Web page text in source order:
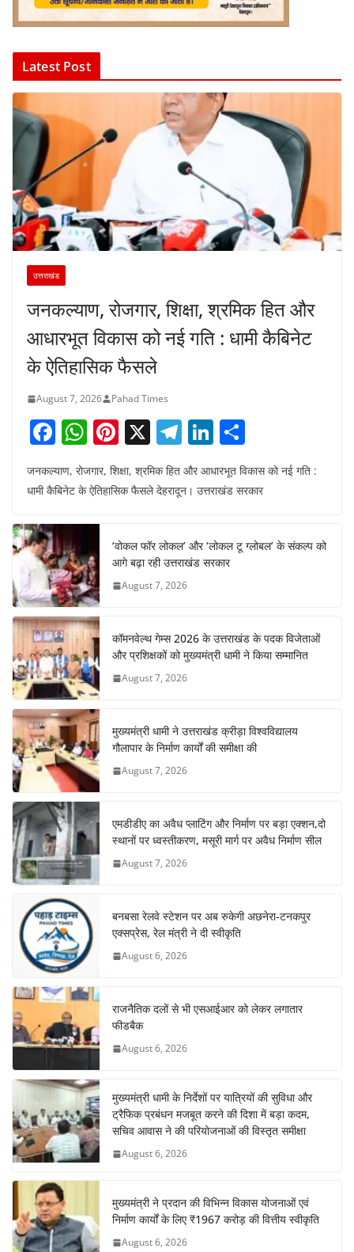
Latest Post
उत्तराखंड
जनकल्याण, रोजगार, शिक्षा, श्रमिक हित और
आधारभूत विकास को नई गति : धामी कैबिनेट
के ऐतिहासिक फैसले
August 7, 2026 Pahad Times
F
c
b
o
o
k
W
at
s
A
p
p
Pi
er
st
X T
el
e
a
m
Li
k
dI
n
h
ar
जनकल्याण, रोजगार, शिक्षा, श्रमिक हित और आधारभूत विकास को नई गति :
धामी कैबिनेट के ऐतिहासिक फैसले देहरादून। उत्तराखंड सरकार
‘वोकल फॉर लोकल’ और ‘लोकल टू ग्लोबल’ के संकल्प को
आगे बढ़ा रही उत्तराखंड सरकार
August 7, 2026
कॉमनवेल्थ गेम्स 2026 के उत्तराखंड के पदक विजेताओं
और प्रशिक्षकों को मुख्यमंत्री धामी ने किया सम्मानित
August 7, 2026
मुख्यमंत्री धामी ने उत्तराखंड क्रीड़ा विश्वविद्यालय
गौलापार के निर्माण कार्यों की समीक्षा की
August 7, 2026
एमडीडीए का अवैध प्लाटिंग और निर्माण पर बड़ा एक्शन,दो
स्थानों पर ध्वस्तीकरण, मसूरी मार्ग पर अवैध निर्माण सील
August 7, 2026
बनबसा रेलवे स्टेशन पर अब रुकेगी अछनेरा-टनकपुर
एक्सप्रेस, रेल मंत्री ने दी स्वीकृति
August 6, 2026
राजनैतिक दलों से भी एसआईआर को लेकर लगातार
फीडबैक
August 6, 2026
मुख्यमंत्री धामी के निर्देशों पर यात्रियों की सुविधा और
ट्रैफिक प्रबंधन मजबूत करने की दिशा में बड़ा कदम,
सचिव आवास ने की परियोजनाओं की विस्तृत समीक्षा
August 6, 2026
मुख्यमंत्री ने प्रदान की विभिन्न विकास योजनाओं एवं
निर्माण कार्यों के लिए ₹1967 करोड़ की वित्तीय स्वीकृति
August 6, 2026